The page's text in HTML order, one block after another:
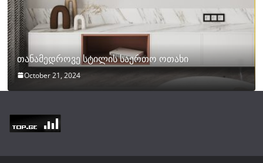
თანამედროვე სტილის საერთო ოთახი
October 21, 2024